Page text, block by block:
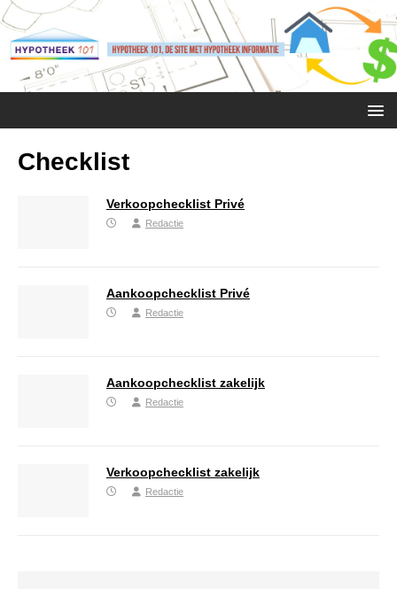
Checklist
Verkoopchecklist Privé
Redactie
Aankoopchecklist Privé
Redactie
Aankoopchecklist zakelijk
Redactie
Verkoopchecklist zakelijk
Redactie